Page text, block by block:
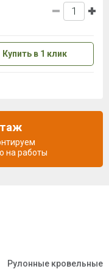
Рулонные кровельные
Купить в 1 клик
на работы